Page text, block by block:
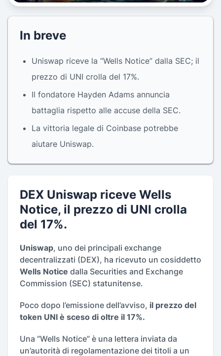
In breve
Uniswap riceve la “Wells Notice” dalla SEC; il
prezzo di UNI crolla del 17%.
Il fondatore Hayden Adams annuncia
battaglia rispetto alle accuse della SEC.
La vittoria legale di Coinbase potrebbe
aiutare Uniswap.
DEX Uniswap riceve Wells
Notice, il prezzo di UNI crolla
del 17%.
Uniswap, uno dei principali exchange
decentralizzati (DEX), ha ricevuto un cosiddetto
Wells Notice dalla Securities and Exchange
Commission (SEC) statunitense.
Poco dopo l’emissione dell’avviso, il prezzo del
token UNI è sceso di oltre il 17%.
Una “Wells Notice” è una lettera inviata da
un’autorità di regolamentazione dei titoli a un